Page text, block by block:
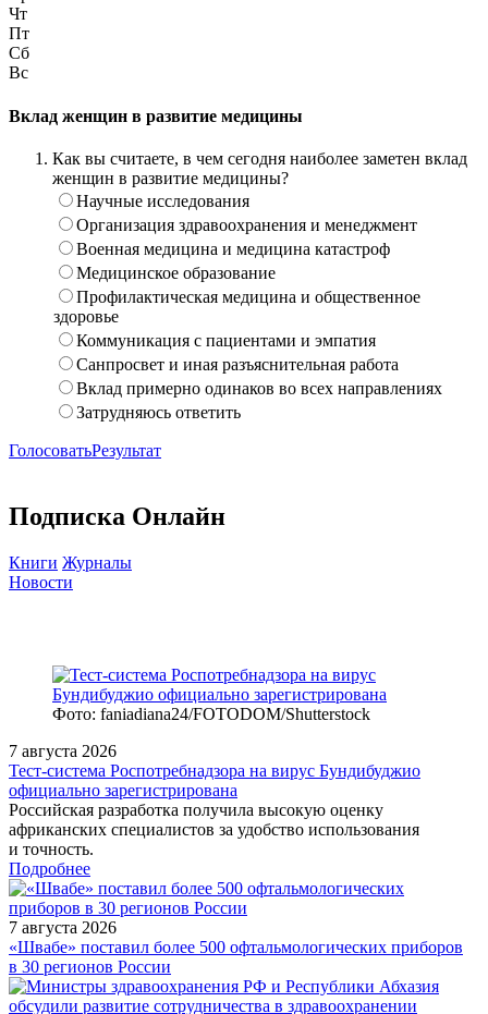
Чт
Пт
Сб
Вс
Вклад женщин в развитие медицины
Как вы считаете, в чем сегодня наиболее заметен вклад
женщин в развитие медицины?
Научные исследования
Организация здравоохранения и менеджмент
Военная медицина и медицина катастроф
Медицинское образование
Профилактическая медицина и общественное
здоровье
Коммуникация с пациентами и эмпатия
Санпросвет и иная разъяснительная работа
Вклад примерно одинаков во всех направлениях
Затрудняюсь ответить
ГолосоватьРезультат
Подписка Онлайн
Книги Журналы
Новости
Фото: faniadiana24/FOTODOM/Shutterstock
7 августа 2026
Тест‑система Роспотребнадзора на вирус Бундибуджио
официально зарегистрирована
Российская разработка получила высокую оценку
африканских специалистов за удобство использования
и точность.
Подробнее
7 августа 2026
«Швабе» поставил более 500 офтальмологических приборов
в 30 регионов России